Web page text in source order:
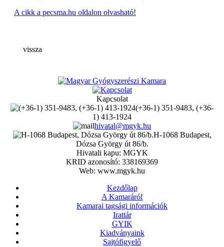
A cikk a pecsma.hu oldalon olvasható!
vissza
Kapcsolat
(+36-1) 351-9483, (+36-
1) 413-1924
hivatal@mgyk.hu
H-1068 Budapest,
Dózsa György út 86/b.
Hivatali kapu: MGYK
KRID azonosító: 338169369
Web: www.mgyk.hu
Kezdőlap
A Kamaráról
Kamarai tagsági információk
Irattár
GYIK
Kiadványaink
Sajtófigyelő